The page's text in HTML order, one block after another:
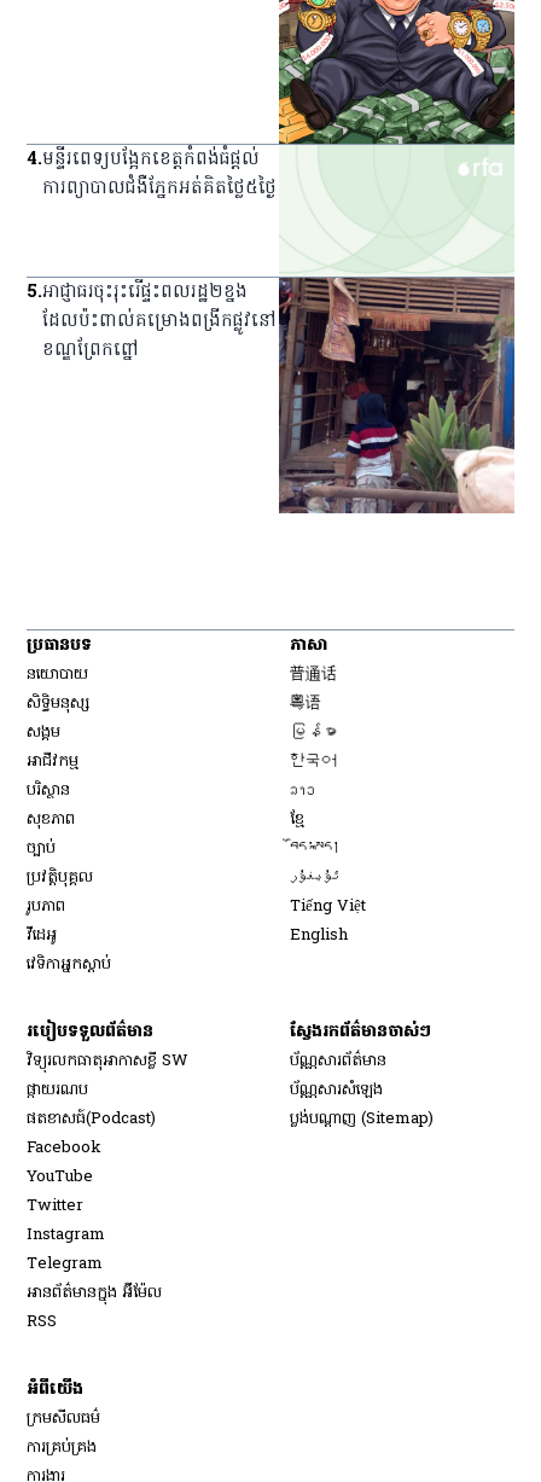
4.មន្ទីរពេទ្យ​បង្អែក​ខេត្ត​កំពង់ធំ​ផ្ដល់​
ការ​ព្យាបាល​ជំងឺ​ភ្នែក​អត់​គិត​ថ្លៃ​៥​ថ្ងៃ
5.អាជ្ញាធរ​ចុះ​រុះរើ​ផ្ទះ​ពលរដ្ឋ​២​ខ្នង​
ដែល​ប៉ះពាល់​គម្រោង​ពង្រីក​ផ្លូវ​នៅ​
ខណ្ឌ​ព្រែកព្នៅ
ប្រធានបទ
នយោបាយ
សិទ្ធិ​មនុស្ស
សង្គម
អាជីវកម្ម
បរិស្ថាន
សុខភាព
ច្បាប់
ប្រវត្តិបុគ្គល
រូបភាព
វីដេអូ
វេទិកា​អ្នក​ស្ដាប់
ភាសា
普通话
粤语
မြန်မာ
한국어
ລາວ
ខ្មែ
བོད་སྐད།
ئۇيغۇر
Tiếng Việt
English
របៀប​ទទួល​ព័ត៌មាន​
វិទ្យុ​រលក​ធាតុអាកាស​ខ្លី SW
​ផ្កាយ​រណប
​ផតខាសធ៍(Podcast)
Facebook
YouTube
Twitter
Instagram
Telegram
អានព័ត៌មានក្នុង អ៊ីម៉ែល
RSS
ស្វែងរកព័ត៌មានចាស់ៗ
ប័ណ្ណសារ​ព័ត៌មាន​
ប័ណ្ណសារ​សំឡេង
ប្លង់បណ្តាញ (Sitemap)
អំពីយើង
ក្រមសីលធម៌
ការគ្រប់គ្រង
ការងារ